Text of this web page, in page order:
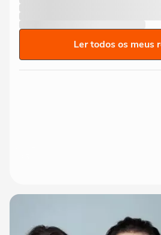
Ler todos os meus